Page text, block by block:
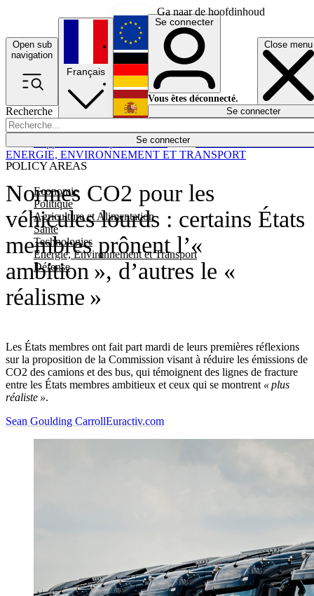
Ga naar de hoofdinhoud
Open sub
navigation
Close menu
Recherche
Se connecter
POLICY AREAS
Economie
Politique
Agriculture et Alimentation
Santé
Technologies
Energie, Environnement et Transport
Défense
Économie
Français
English
Deutsch
Español
Se connecter
Vous êtes déconnecté.
Se connecter
Normes CO2 pour les
véhicules lourds : certains États
membres prônent l’«
ambition », d’autres le «
réalisme »
Les États membres ont fait part mardi de leurs premières réflexions
sur la proposition de la Commission visant à réduire les émissions de
CO2 des camions et des bus, qui témoignent des lignes de fracture
entre les États membres ambitieux et ceux qui se montrent « plus
réaliste ».
ENERGIE, ENVIRONNEMENT ET TRANSPORT
Sean Goulding CarrollEuractiv.com